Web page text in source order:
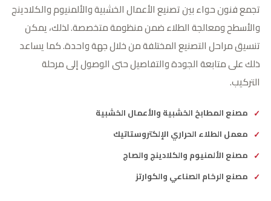
تجمع فنون حواء بين تصنيع الأعمال الخشبية والألمنيوم والكلادينج
والأسطح ومعالجة الطلاء ضمن منظومة متخصصة. لذلك، يمكن
تنسيق مراحل التصنيع المختلفة من خلال جهة واحدة. كما يساعد
ذلك على متابعة الجودة والتفاصيل حتى الوصول إلى مرحلة
التركيب.
مصنع المطابخ الخشبية والأعمال الخشبية
معمل الطلاء الحراري الإلكتروستاتيك
مصنع الألمنيوم والكلادينج والصاج
مصنع الرخام الصناعي والكوارتز